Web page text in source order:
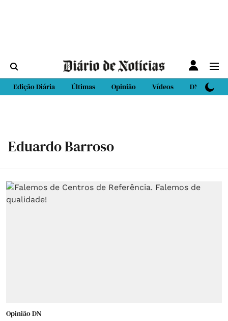
Edição Diária Últimas Opinião Vídeos DN Sport
Eduardo Barroso
Opinião DN